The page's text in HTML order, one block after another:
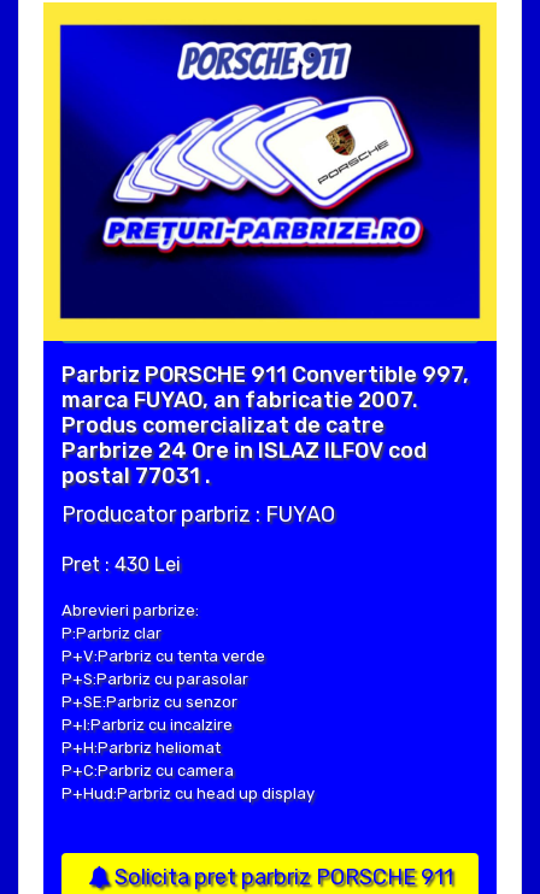
Parbriz PORSCHE 911 Convertible 997,
marca FUYAO, an fabricatie 2007.
Produs comercializat de catre
Parbrize 24 Ore in ISLAZ ILFOV cod
postal 77031 .
Producator parbriz : FUYAO
Pret : 430 Lei
Abrevieri parbrize:
P:Parbriz clar
P+V:Parbriz cu tenta verde
P+S:Parbriz cu parasolar
P+SE:Parbriz cu senzor
P+I:Parbriz cu incalzire
P+H:Parbriz heliomat
P+C:Parbriz cu camera
P+Hud:Parbriz cu head up display
Solicita pret parbriz PORSCHE 911